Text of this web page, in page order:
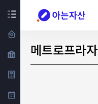
메트로프라자